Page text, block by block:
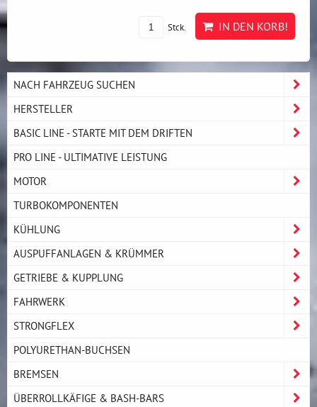
Stck. IN DEN KORB!
NACH FAHRZEUG SUCHEN
HERSTELLER
BASIC LINE - STARTE MIT DEM DRIFTEN
PRO LINE - ULTIMATIVE LEISTUNG
MOTOR
TURBOKOMPONENTEN
KÜHLUNG
AUSPUFFANLAGEN & KRÜMMER
GETRIEBE & KUPPLUNG
FAHRWERK
STRONGFLEX
POLYURETHAN-BUCHSEN
BREMSEN
ÜBERROLLKÄFIGE & BASH-BARS